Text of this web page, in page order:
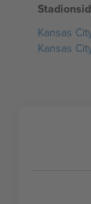
Kansas
Kansas